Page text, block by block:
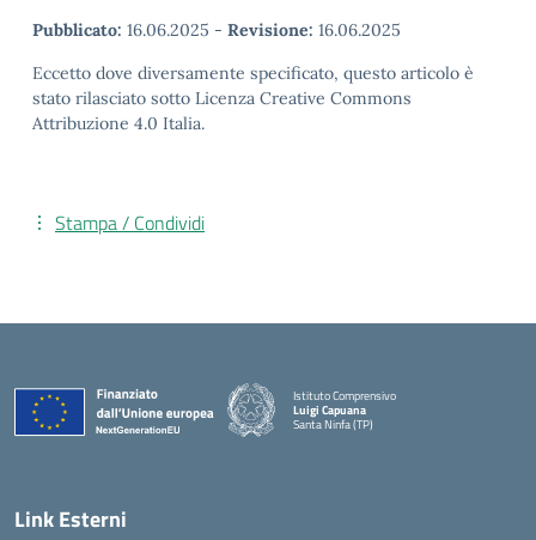
Pubblicato: 16.06.2025 - Revisione: 16.06.2025
Eccetto dove diversamente specificato, questo articolo è
stato rilasciato sotto Licenza Creative Commons
Attribuzione 4.0 Italia.
Stampa / Condividi
Istituto Comprensivo
Luigi Capuana
Santa Ninfa (TP)
Link Esterni